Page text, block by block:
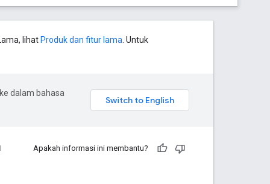
lihat Produk dan fitur lama . Untuk
dalam bahasa
Apakah informasi ini membantu?